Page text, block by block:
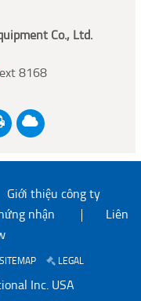
Co., Ltd.
8168
Giới thiệu công ty
nhận
Liên
LEGAL
Inc. USA